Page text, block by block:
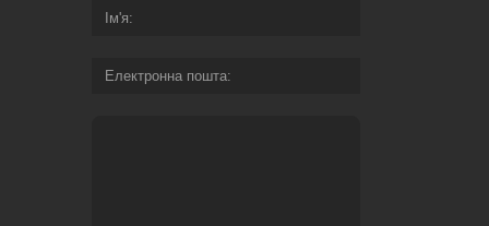
Ім'я
Електронна пошта